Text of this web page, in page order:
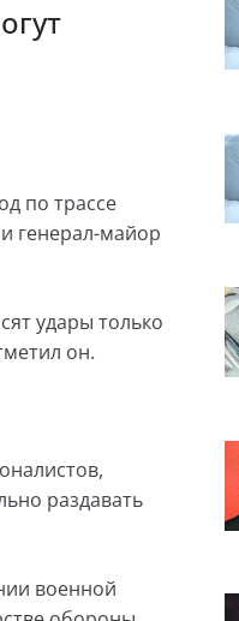
по трассе
генерал-майор
удары только
он.
раздавать
военной